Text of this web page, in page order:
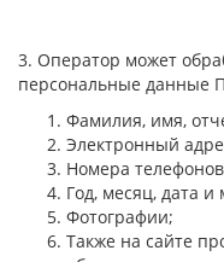
3. Оператор может
персональные данные
Фамилия, имя,
Электронный
Номера
Год, месяц, дата
Фотографии;
Также на сайте